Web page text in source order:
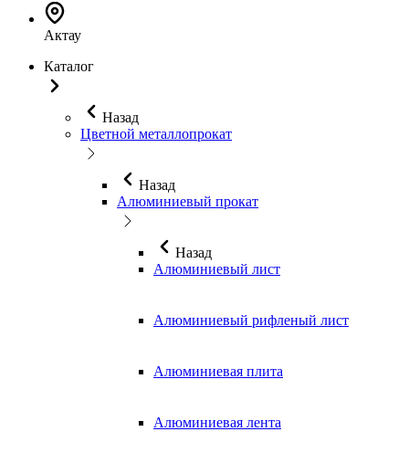
Актау
Каталог
Назад
Цветной металлопрокат
Назад
Алюминиевый прокат
Назад
Алюминиевый лист
Алюминиевый рифленый лист
Алюминиевая плита
Алюминиевая лента